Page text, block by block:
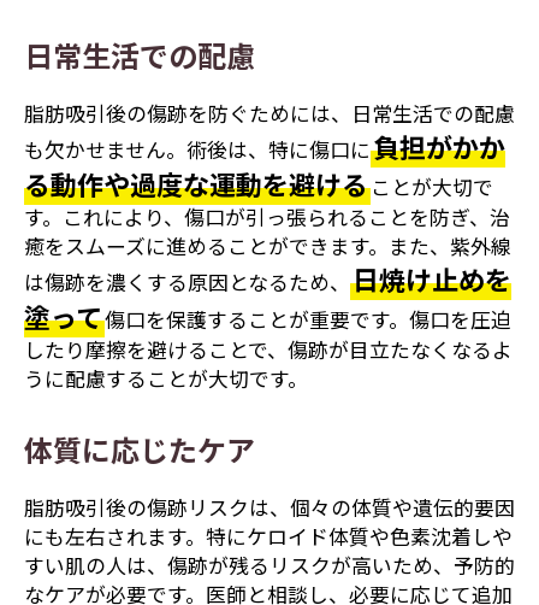
日常生活での配慮
脂肪吸引後の傷跡を防ぐためには、日常生活での配慮
も欠かせません。術後は、特に傷口に負担がかか
る動作や過度な運動を避ける ことが大切で
す。これにより、傷口が引っ張られることを防ぎ、治
癒をスムーズに進めることができます。また、紫外線
は傷跡を濃くする原因となるため、 日焼け止めを
塗って傷口を保護することが重要です。傷口を圧迫
したり摩擦を避けることで、傷跡が目立たなくなるよ
うに配慮することが大切です。
体質に応じたケア
脂肪吸引後の傷跡リスクは、個々の体質や遺伝的要因
にも左右されます。特にケロイド体質や色素沈着しや
すい肌の人は、傷跡が残るリスクが高いため、予防的
なケアが必要です。医師と相談し、必要に応じて追加